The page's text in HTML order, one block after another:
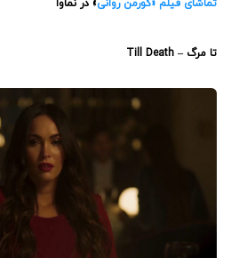
تماشای فیلم «گورمن روانی» در نماوا
تا مرگ – Till Death